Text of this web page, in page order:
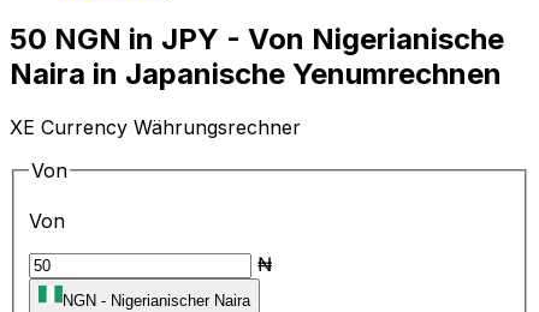
50 NGN in JPY - Von Nigerianische
Naira in Japanische Yenumrechnen
XE Currency Währungsrechner
Von
Von
₦
NGN - Nigerianischer Naira